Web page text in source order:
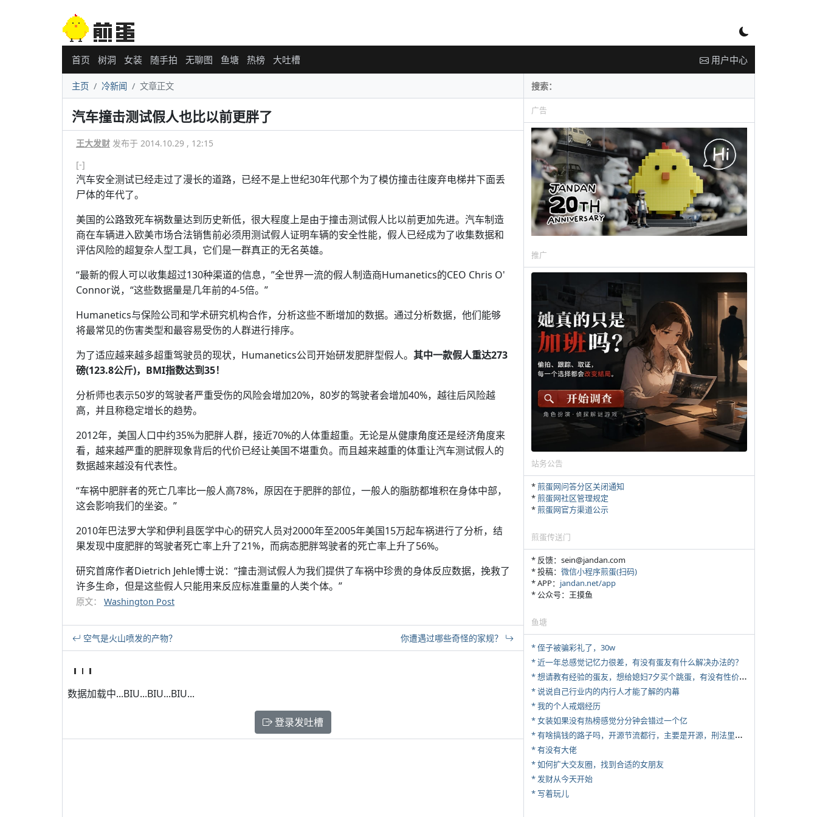
首页 树洞 女装 随手拍 无聊图 鱼塘 热榜 大吐槽 用户中心
主页 冷新闻 文章正文
汽车撞击测试假人也比以前更胖了
王大发财 发布于 2014.10.29 , 12:15
[-]
汽车安全测试已经走过了漫长的道路，已经不是上世纪30年代那个为了模仿撞击往废弃电梯井下面丢
尸体的年代了。
美国的公路致死车祸数量达到历史新低，很大程度上是由于撞击测试假人比以前更加先进。汽车制造
商在车辆进入欧美市场合法销售前必须用测试假人证明车辆的安全性能，假人已经成为了收集数据和
评估风险的超复杂人型工具，它们是一群真正的无名英雄。
“最新的假人可以收集超过130种渠道的信息，”全世界一流的假人制造商Humanetics的CEO Chris O'
Connor说，“这些数据量是几年前的4-5倍。”
Humanetics与保险公司和学术研究机构合作，分析这些不断增加的数据。通过分析数据，他们能够
将最常见的伤害类型和最容易受伤的人群进行排序。
为了适应越来越多超重驾驶员的现状，Humanetics公司开始研发肥胖型假人。 其中一款假人重达273
磅(123.8公斤)，BMI指数达到35！
分析师也表示50岁的驾驶者严重受伤的风险会增加20%，80岁的驾驶者会增加40%，越往后风险越
高，并且称稳定增长的趋势。
2012年，美国人口中约35%为肥胖人群，接近70%的人体重超重。无论是从健康角度还是经济角度来
看，越来越严重的肥胖现象背后的代价已经让美国不堪重负。而且越来越重的体重让汽车测试假人的
数据越来越没有代表性。
“车祸中肥胖者的死亡几率比一般人高78%，原因在于肥胖的部位，一般人的脂肪都堆积在身体中部，
这会影响我们的坐姿。”
2010年巴法罗大学和伊利县医学中心的研究人员对2000年至2005年美国15万起车祸进行了分析，结
果发现中度肥胖的驾驶者死亡率上升了21%，而病态肥胖驾驶者的死亡率上升了56%。
研究首席作者Dietrich Jehle博士说：“撞击测试假人为我们提供了车祸中珍贵的身体反应数据，挽救了
许多生命，但是这些假人只能用来反应标准重量的人类个体。”
原文： Washington Post
空气是火山喷发的产物？ 你遭遇过哪些奇怪的家规？
数据加载中...BIU...BIU...BIU...
登录发吐槽
广告
推广
站务公告
*煎蛋网问答分区关闭通知
*煎蛋网社区管理规定
*煎蛋网官方渠道公示
煎蛋传送门
* 反馈：sein@jandan.com
* 投稿： 微信小程序煎蛋(扫码)
* APP： jandan.net/app
* 公众号：王摸鱼
鱼塘
* 侄子被骗彩礼了，30w
* 近一年总感觉记忆力很差，有没有蛋友有什么解决办法的？
*
想请教有经验的蛋友，想给媳妇7夕买个跳蛋，有没有性价比高的推荐
* 说说自己行业内的内行人才能了解的内幕
* 我的个人戒烟经历
* 女装如果没有热榜感觉分分钟会错过一个亿
*
有啥搞钱的路子吗，开源节流都行，主要是开源，刑法里的咱不做
* 有没有大佬
* 如何扩大交友圈，找到合适的女朋友
* 发财从今天开始
* 写着玩儿